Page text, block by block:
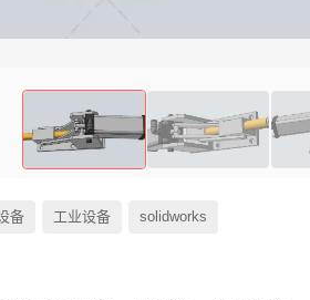
备 工业设备 solidworks